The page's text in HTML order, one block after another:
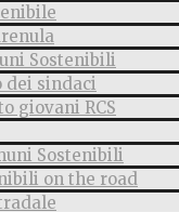
Sostenibili
dei sindaci
giovani RCS
Sostenibili
on the road